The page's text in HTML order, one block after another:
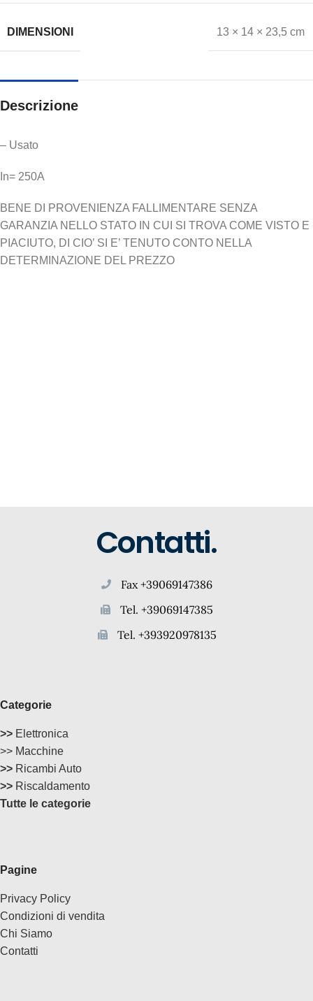
DIMENSIONI 13 × 14 × 23,5 cm
Descrizione
– Usato
In= 250A
BENE DI PROVENIENZA FALLIMENTARE SENZA
GARANZIA NELLO STATO IN CUI SI TROVA COME VISTO E
PIACIUTO, DI CIO’ SI E’ TENUTO CONTO NELLA
DETERMINAZIONE DEL PREZZO
Contatti.
Fax +39069147386
Tel. +39069147385
Tel. +393920978135
Categorie
>> Elettronica
>> Macchine
>> Ricambi Auto
>> Riscaldamento
Tutte le categorie
Pagine
Privacy Policy
Condizioni di vendita
Chi Siamo
Contatti